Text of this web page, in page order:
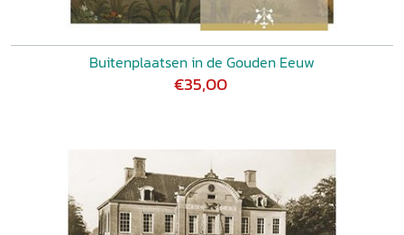
Buitenplaatsen in de Gouden Eeuw
€35,00